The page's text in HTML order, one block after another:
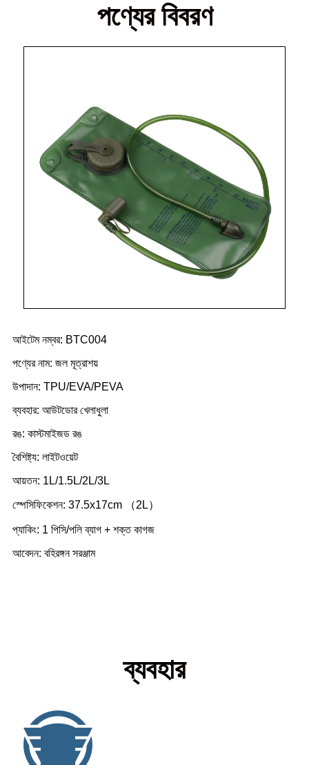
পণ্যের বিবরণ
আইটেম নম্বর: BTC004
পণ্যের নাম: জল মূত্রাশয়
উপাদান: TPU/EVA/PEVA
ব্যবহার: আউটডোর খেলাধুলা
রঙ: কাস্টমাইজড রঙ
বৈশিষ্ট্য: লাইটওয়েট
আয়তন: 1L/1.5L/2L/3L
স্পেসিফিকেশন: 37.5x17cm （2L）
প্যাকিং: 1 পিসি/পলি ব্যাগ + শক্ত কাগজ
আবেদন: বহিরঙ্গন সরঞ্জাম
ব্যবহার